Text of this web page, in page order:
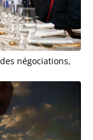
négociations,